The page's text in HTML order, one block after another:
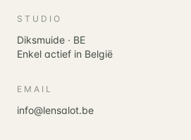
STUDIO
Diksmuide · BE
Enkel actief in België
EMAIL
info@lensalot.be